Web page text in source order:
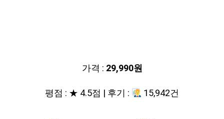
가격 : 29,990원
평점 : ★ 4.5점 | 후기 :
15,942건